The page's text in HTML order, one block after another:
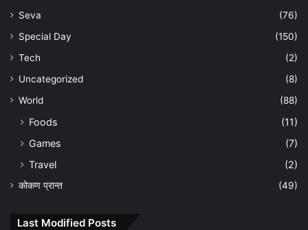
Seva
(76)
Special Day
(150)
Tech
(2)
Uncategorized
(8)
World
(88)
Foods
(11)
Games
(7)
Travel
(2)
कोकण प्रान्त (49)
Last Modified Posts